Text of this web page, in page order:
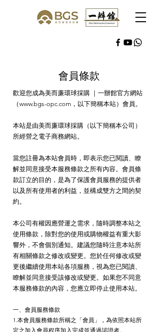
會員條款
歡迎您成為美而廉環球採購 ｜一辦館官方網站
（www.bgs-opc.com ，以下簡稱本站）會員。
本站是由美而廉環球採購（以下簡稱本公司）
所經營之電子商務網站。
當您註冊為本站會員時，即表示您已閱讀、瞭
解並同意接受本服務條款之所有內容。會員條
款訂立的目的，是為了保護會員服務的提供者
以及所有使用者的利益，並構成雙方之間的契
約。
本公司有權因應營運之需求，隨時調整本站之
使用條款，除對您的使用或購物權益有重大影
響外，不會個別通知。建議您隨時注意本站所
有相關條款之修改或變更。您於任何修改或變
更後繼續使用本站各項服務，視為您已閱讀、
瞭解並同意接受該修改或變更。如果您不同意
本服務條款的內容，您應立即停止使用本站。
一、會員服務條款
1.本會員服務條款所稱之「會員」，為依照本站所
定之加入會員程序加入完成並通過認證者。